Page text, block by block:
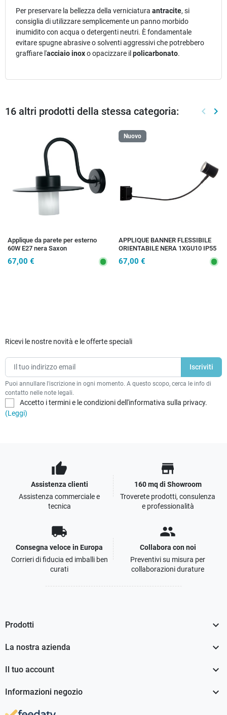
Per preservare la bellezza della verniciatura antracite, si
consiglia di utilizzare semplicemente un panno morbido
inumidito con acqua o detergenti neutri. È fondamentale
evitare spugne abrasive o solventi aggressivi che potrebbero
graffiare l'acciaio inoxo opacizzare il policarbonato.
16 altri prodotti della stessa categoria: keyboard_arrow_left keyboard_arrow_right
Applique da parete per esterno
60W E27 nera Saxon
67,00 €
Nuovo
APPLIQUE BANNER FLESSIBILE
ORIENTABILE NERA 1XGU10 IP55
67,00 €
Ricevi le nostre novità e le offerte speciali
Puoi annullare l'iscrizione in ogni momento. A questo scopo, cerca le info di
contatto nelle note legali.
Accetto i termini e le condizioni dell'informativa sulla privacy.
(Leggi)
thumb_up
Assistenza clienti
Assistenza commerciale e
tecnica
store
160 mq di Showroom
Troverete prodotti, consulenza
e professionalità
local_shipping
Consegna veloce in Europa
Corrieri di fiducia ed imballi ben
curati
people
Collabora con noi
Preventivi su misura per
collaborazioni durature
Prodotti 
La nostra azienda 
Il tuo account 
Informazioni negozio 